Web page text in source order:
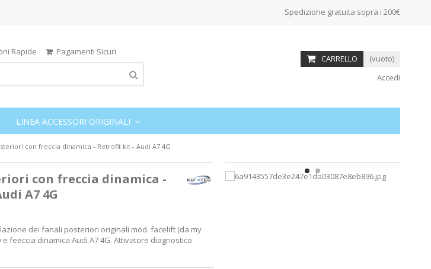
Spedizione gratuita sopra i 200€
Rapide Pagamenti Sicuri
CARRELLO
(vuoto)
Accedi
LINEA ACCESSORI ORIGINALI
con freccia dinamica - Retrofit kit - Audi A7 4G
con freccia dinamica -
A7 4G
dei fanali posteriori originali mod. facelift (da my
e feeccia dinamica Audi A7 4G. Attivatore diagnostico